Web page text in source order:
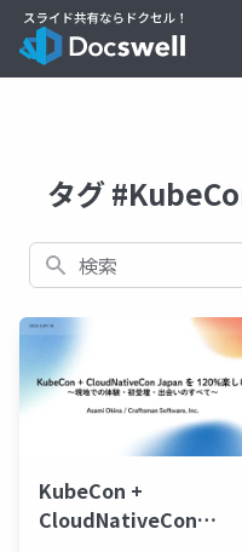
タグ
検索
KubeCon +
CloudNativeCon